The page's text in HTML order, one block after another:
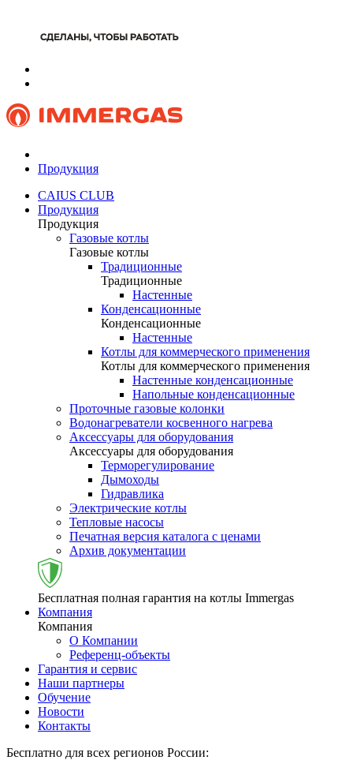
Продукция
CAIUS CLUB
Продукция
Продукция
Газовые котлы
Газовые котлы
Традиционные
Традиционные
Настенные
Конденсационные
Конденсационные
Настенные
Котлы для коммерческого применения
Котлы для коммерческого применения
Настенные конденсационные
Напольные конденсационные
Проточные газовые колонки
Водонагреватели косвенного нагрева
Аксессуары для оборудования
Аксессуары для оборудования
Терморегулирование
Дымоходы
Гидравлика
Электрические котлы
Тепловые насосы
Печатная версия каталога с ценами
Архив документации
Бесплатная полная гарантия на котлы Immergas
Компания
Компания
О Компании
Референц-объекты
Гарантия и сервис
Наши партнеры
Обучение
Новости
Контакты
Бесплатно для всех регионов России: